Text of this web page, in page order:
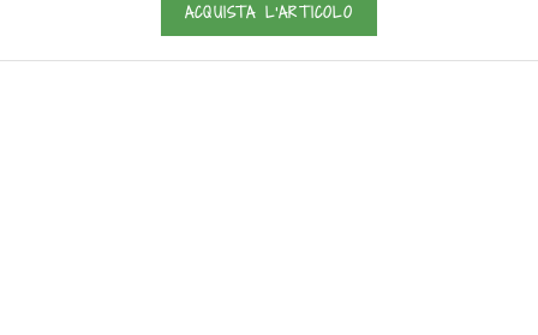
ACQUISTA L'ARTICOLO